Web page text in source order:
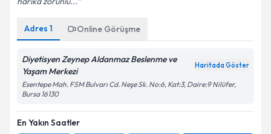
Adres 1 Online Görüşme
Diyetisyen Zeynep Aldanmaz Beslenme ve
Yaşam Merkezi
Haritada Göster
Esentepe Mah. FSM Bulvarı Cd. Neşe Sk. No:6, Kat:3, Daire:9 Nilüfer,
Bursa 16130
En Yakın Saatler